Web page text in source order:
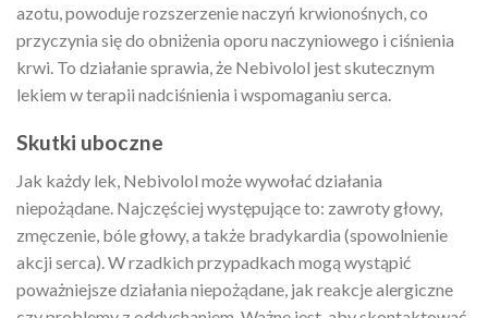
azotu, powoduje rozszerzenie naczyń krwionośnych, co
przyczynia się do obniżenia oporu naczyniowego i ciśnienia
krwi. To działanie sprawia, że Nebivolol jest skutecznym
lekiem w terapii nadciśnienia i wspomaganiu serca.
Skutki uboczne
Jak każdy lek, Nebivolol może wywołać działania
niepożądane. Najczęściej występujące to: zawroty głowy,
zmęczenie, bóle głowy, a także bradykardia (spowolnienie
akcji serca). W rzadkich przypadkach mogą wystąpić
poważniejsze działania niepożądane, jak reakcje alergiczne